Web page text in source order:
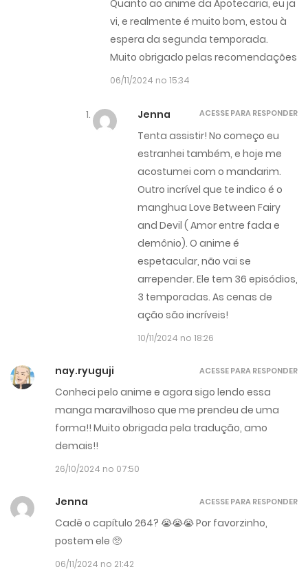
Quanto ao anime da Apotecaria, eu ja
vi, e realmente é muito bom, estou à
espera da segunda temporada.
Muito obrigado pelas recomendações
06/11/2024 no 15:34
Jenna
Tenta assistir! No começo eu
estranhei também, e hoje me
acostumei com o mandarim.
Outro incrível que te indico é o
manghua Love Between Fairy
and Devil ( Amor entre fada e
demônio). O anime é
espetacular, não vai se
arrepender. Ele tem 36 episódios,
3 temporadas. As cenas de
ação são incríveis!
10/11/2024 no 18:26
ACESSE PARA RESPONDER
nay.ryuguji
Conheci pelo anime e agora sigo lendo essa
manga maravilhoso que me prendeu de uma
forma!! Muito obrigada pela tradução, amo
demais!!
26/10/2024 no 07:50
ACESSE PARA RESPONDER
Jenna
Cadê o capítulo 264? 😭😭😭 Por favorzinho,
postem ele 🥺
06/11/2024 no 21:42
ACESSE PARA RESPONDER